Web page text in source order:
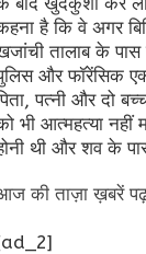
है कि वे अगर
तालाब के पास
और फॉरेंसिक
पत्नी और दो
भी आत्महत्या
थी और शव के
की ताज़ा ख़बरें